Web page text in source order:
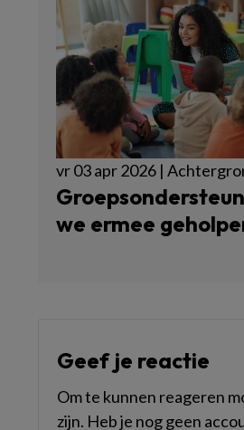
vr 03 apr 2026 |
we ermee
Geef je reactie
Om te kunnen reageren
zijn. Heb je nog geen